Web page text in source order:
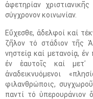
ἀφετηρίαν
σύγχρονον κοινωνίαν.
Εὔχεσθε, ἀδελφοί καί
ζῆλον τό στάδιον τῆς
νηστείᾳ καί μετανοίᾳ,
ἐν ἑαυτοῖς καί μετ᾿
ἀναδεικνυόμενοι
φιλανθρώποις,
παντί τό ὑπερουράνιον